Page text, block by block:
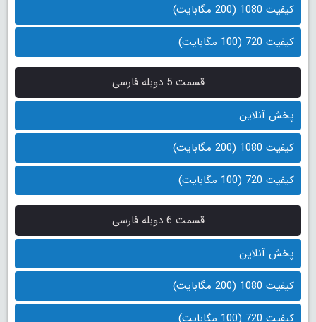
کیفیت 1080 (200 مگابایت)
کیفیت 720 (100 مگابایت)
قسمت 5 دوبله فارسی
پخش آنلاین
کیفیت 1080 (200 مگابایت)
کیفیت 720 (100 مگابایت)
قسمت 6 دوبله فارسی
پخش آنلاین
کیفیت 1080 (200 مگابایت)
کیفیت 720 (100 مگابایت)